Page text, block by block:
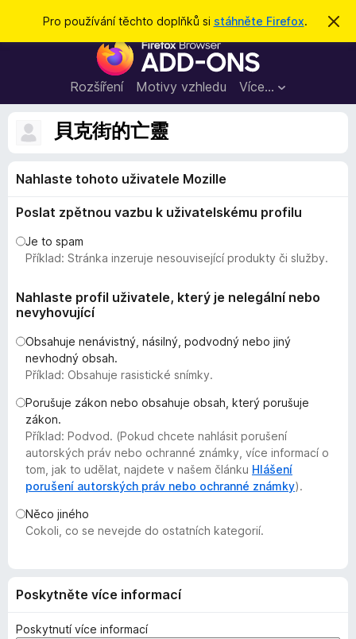
Pro používání těchto doplňků si stáhněte Firefox.
S
r
D
o
p
l
d
p
o
l
e
č
F
r
e
f
x
Rozšíření Motivy vzhledu Více…
Přihlásit se
貝克街的亡靈
Nahlaste tohoto uživatele Mozille
Poslat zpětnou vazbu k uživatelskému profilu
Je to spam
Příklad: Stránka inzeruje nesouvisející produkty či služby.
Nahlaste profil uživatele, který je nelegální nebo
nevyhovující
Obsahuje nenávistný, násilný, podvodný nebo jiný
nevhodný obsah.
Příklad: Obsahuje rasistické snímky.
Porušuje zákon nebo obsahuje obsah, který porušuje
zákon.
Příklad: Podvod. (Pokud chcete nahlásit porušení
autorských práv nebo ochranné známky, více informací o
tom, jak to udělat, najdete v našem článku Hlášení
porušení autorských práv nebo ochranné známky).
Něco jiného
Cokoli, co se nevejde do ostatních kategorií.
Poskytněte více informací
Poskytnutí více informací